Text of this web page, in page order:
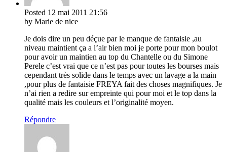
Posted 12 mai 2011 21:56
by Marie de nice
Je dois dire un peu déçue par le manque de fantaisie ,au
niveau maintient ça a l’air bien moi je porte pour mon boulot
pour avoir un maintien au top du Chantelle ou du Simone
Perele c’est vrai que ce n’est pas pour toutes les bourses mais
cependant très solide dans le temps avec un lavage a la main
,pour plus de fantaisie FREYA fait des choses magnifiques. Je
n’ai rien a redire sur empreinte qui pour moi et le top dans la
qualité mais les couleurs et l’originalité moyen.
Répondre